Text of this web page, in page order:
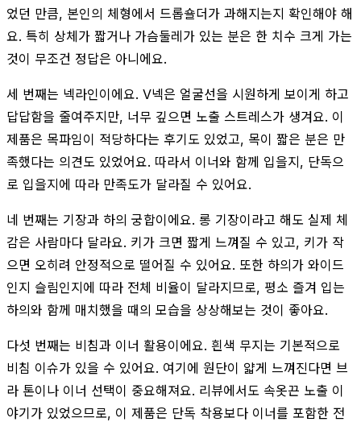
었던 만큼, 본인의 체형에서 드롭숄더가 과해지는지 확인해야 해
요. 특히 상체가 짧거나 가슴둘레가 있는 분은 한 치수 크게 가는
것이 무조건 정답은 아니에요.
세 번째는 넥라인이에요. V넥은 얼굴선을 시원하게 보이게 하고
답답함을 줄여주지만, 너무 깊으면 노출 스트레스가 생겨요. 이
제품은 목파임이 적당하다는 후기도 있었고, 목이 짧은 분은 만
족했다는 의견도 있었어요. 따라서 이너와 함께 입을지, 단독으
로 입을지에 따라 만족도가 달라질 수 있어요.
네 번째는 기장과 하의 궁합이에요. 롱 기장이라고 해도 실제 체
감은 사람마다 달라요. 키가 크면 짧게 느껴질 수 있고, 키가 작
으면 오히려 안정적으로 떨어질 수 있어요. 또한 하의가 와이드
인지 슬림인지에 따라 전체 비율이 달라지므로, 평소 즐겨 입는
하의와 함께 매치했을 때의 모습을 상상해보는 것이 좋아요.
다섯 번째는 비침과 이너 활용이에요. 흰색 무지는 기본적으로
비침 이슈가 있을 수 있어요. 여기에 원단이 얇게 느껴진다면 브
라 톤이나 이너 선택이 중요해져요. 리뷰에서도 속옷끈 노출 이
야기가 있었으므로, 이 제품은 단독 착용보다 이너를 포함한 전